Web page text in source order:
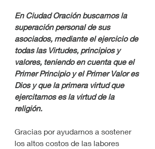
En Ciudad Oración buscamos la
superación personal de sus
asociados, mediante el ejercicio de
todas las Virtudes, principios y
valores, teniendo en cuenta que el
Primer Principio y el Primer Valor es
Dios y que la primera virtud que
ejercitamos es la virtud de la
religión.
Gracias por ayudarnos a sostener
los altos costos de las labores